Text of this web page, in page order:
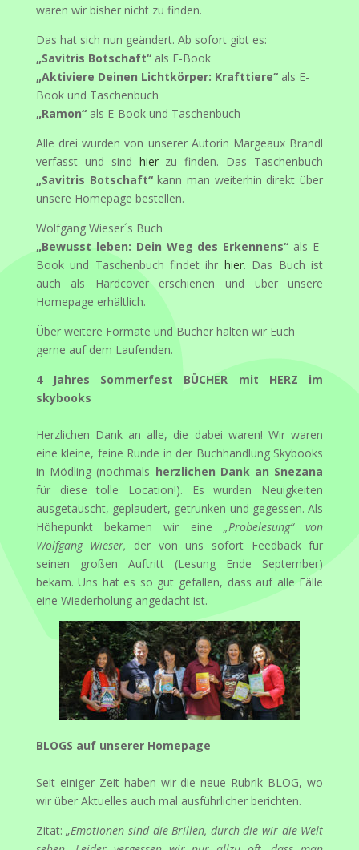
waren wir bisher nicht zu finden.
Das hat sich nun geändert. Ab sofort gibt es:
„Savitris Botschaft“als E-Book
„Aktiviere Deinen Lichtkörper: Krafttiere“als E-
Book und Taschenbuch
„Ramon“als E-Book und Taschenbuch
Alle drei wurden von unserer Autorin Margeaux Brandl
verfasst und sind hierzu finden. Das Taschenbuch
„Savitris Botschaft“kann man weiterhin direkt über
unsere Homepage bestellen.
Wolfgang Wieser´s Buch
„Bewusst leben: Dein Weg des Erkennens“ als E-
Book und Taschenbuch findet ihr hier. Das Buch ist
auch als Hardcover erschienen und über unsere
Homepage erhältlich.
Über weitere Formate und Bücher halten wir Euch
gerne auf dem Laufenden.
4 Jahres Sommerfest BÜCHER mit HERZ im
skybooks
Herzlichen Dank an alle, die dabei waren! Wir waren
eine kleine, feine Runde in der Buchhandlung Skybooks
in Mödling (nochmals herzlichen Dank an Snezana
für diese tolle Location!). Es wurden Neuigkeiten
ausgetauscht, geplaudert, getrunken und gegessen. Als
Höhepunkt bekamen wir eine „Probelesung“ von
Wolfgang Wieser, der von uns sofort Feedback für
seinen großen Auftritt (Lesung Ende September)
bekam. Uns hat es so gut gefallen, dass auf alle Fälle
eine Wiederholung angedacht ist.
BLOGS auf unserer Homepage
Seit einiger Zeit haben wir die neue Rubrik BLOG, wo
wir über Aktuelles auch mal ausführlicher berichten.
Zitat:„Emotionen sind die Brillen, durch die wir die Welt